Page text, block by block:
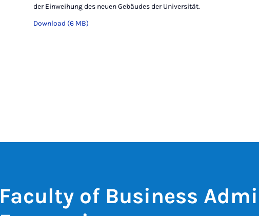
der Einweihung des neuen Gebäudes der Universität.
Download (6 MB)
Faculty of Business